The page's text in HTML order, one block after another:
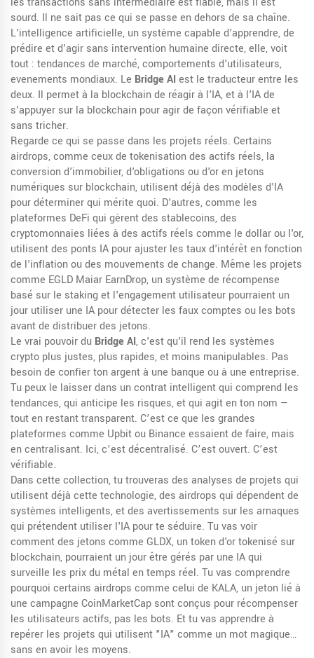
sourd. Il ne sait pas ce qui se passe en dehors de sa chaîne.
L'intelligence artificielle, un système capable d'apprendre, de
prédire et d'agir sans intervention humaine directe, elle, voit
tout : tendances de marché, comportements d'utilisateurs,
evenements mondiaux. Le Bridge AI est le traducteur entre les
deux. Il permet à la blockchain de réagir à l'IA, et à l'IA de
s'appuyer sur la blockchain pour agir de façon vérifiable et
sans tricher.
Regarde ce qui se passe dans les projets réels. Certains
airdrops, comme ceux de tokenisation des actifs réels, la
conversion d'immobilier, d'obligations ou d'or en jetons
numériques sur blockchain, utilisent déjà des modèles d'IA
pour déterminer qui mérite quoi. D'autres, comme les
plateformes DeFi qui gèrent des stablecoins,des
cryptomonnaies liées à des actifs réels comme le dollar ou l'or,
utilisent des ponts IA pour ajuster les taux d'intérêt en fonction
de l'inflation ou des mouvements de change. Même les projets
comme EGLD Maiar EarnDrop, un système de récompense
basé sur le staking et l'engagement utilisateur pourraient un
jour utiliser une IA pour détecter les faux comptes ou les bots
avant de distribuer des jetons.
Le vrai pouvoir du Bridge AI, c'est qu'il rend les systèmes
crypto plus justes, plus rapides, et moins manipulables. Pas
besoin de confier ton argent à une banque ou à une entreprise.
Tu peux le laisser dans un contrat intelligent qui comprend les
tendances, qui anticipe les risques, et qui agit en ton nom —
tout en restant transparent. C’est ce que les grandes
plateformes comme Upbit ou Binance essaient de faire, mais
en centralisant. Ici, c’est décentralisé. C’est ouvert. C’est
vérifiable.
Dans cette collection, tu trouveras des analyses de projets qui
utilisent déjà cette technologie, des airdrops qui dépendent de
systèmes intelligents, et des avertissements sur les arnaques
qui prétendent utiliser l'IA pour te séduire. Tu vas voir
comment des jetons comme GLDX, un token d'or tokenisé sur
blockchain, pourraient un jour être gérés par une IA qui
surveille les prix du métal en temps réel. Tu vas comprendre
pourquoi certains airdrops comme celui de KALA, un jeton lié à
une campagne CoinMarketCap sont conçus pour récompenser
les utilisateurs actifs, pas les bots. Et tu vas apprendre à
repérer les projets qui utilisent "IA" comme un mot magique…
sans en avoir les moyens.